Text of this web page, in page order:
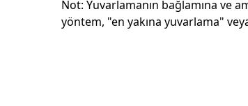
Not: Yuvarlamanın bağlamına ve
yöntem, "en yakına yuvarlama"